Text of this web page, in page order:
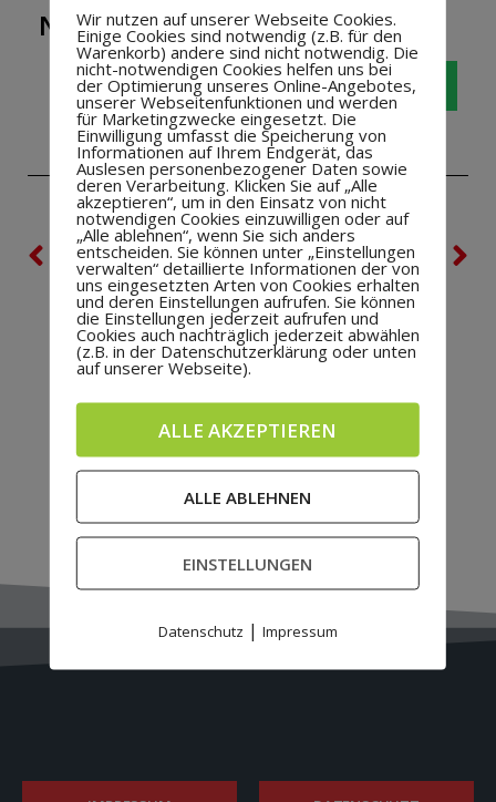
NEUIGKEIT WEITERSAGEN!
VORHERIGE
Dennis Nyhuis tauscht die Farben: rot-weiß statt blau-weiß
NÄCHSTE
Projekt Crowdfunding
Wir nutzen auf unserer Webseite Cookies.
Einige Cookies sind notwendig (z.B. für den
Warenkorb) andere sind nicht notwendig. Die
nicht-notwendigen Cookies helfen uns bei
der Optimierung unseres Online-Angebotes,
unserer Webseitenfunktionen und werden
für Marketingzwecke eingesetzt. Die
Einwilligung umfasst die Speicherung von
Informationen auf Ihrem Endgerät, das
Auslesen personenbezogener Daten sowie
deren Verarbeitung. Klicken Sie auf „Alle
akzeptieren“, um in den Einsatz von nicht
notwendigen Cookies einzuwilligen oder auf
„Alle ablehnen“, wenn Sie sich anders
entscheiden. Sie können unter „Einstellungen
verwalten“ detaillierte Informationen der von
uns eingesetzten Arten von Cookies erhalten
und deren Einstellungen aufrufen. Sie können
die Einstellungen jederzeit aufrufen und
Cookies auch nachträglich jederzeit abwählen
(z.B. in der Datenschutzerklärung oder unten
auf unserer Webseite).
ALLE AKZEPTIEREN
ALLE ABLEHNEN
EINSTELLUNGEN
Datenschutz | Impressum